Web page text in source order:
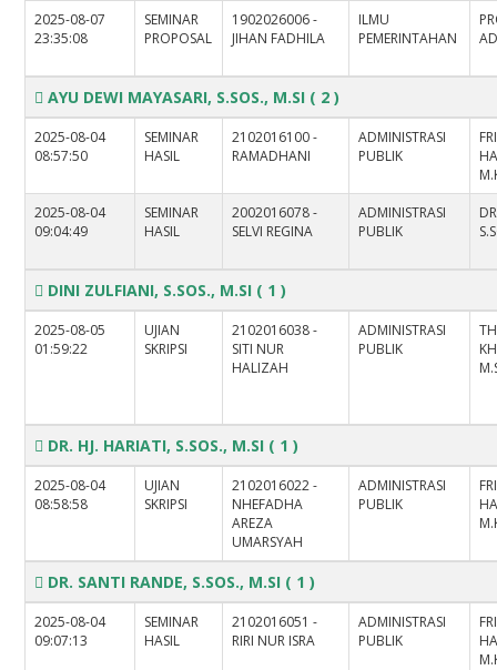
2025-08-07
23:35:08
SEMINAR
PROPOSAL
1902026006 -
JIHAN FADHILA
ILMU
PEMERINTAHAN
AYU DEWI MAYASARI, S.SOS., M.SI ( 2 )
2025-08-04
08:57:50
SEMINAR
HASIL
2102016100 -
RAMADHANI
ADMINISTRASI
PUBLIK
2025-08-04
09:04:49
SEMINAR
HASIL
2002016078 -
SELVI REGINA
ADMINISTRASI
PUBLIK
DINI ZULFIANI, S.SOS., M.SI ( 1 )
2025-08-05
01:59:22
UJIAN
SKRIPSI
2102016038 -
SITI NUR
HALIZAH
ADMINISTRASI
PUBLIK
DR. HJ. HARIATI, S.SOS., M.SI ( 1 )
2025-08-04
08:58:58
UJIAN
SKRIPSI
2102016022 -
NHEFADHA
AREZA
UMARSYAH
ADMINISTRASI
PUBLIK
DR. SANTI RANDE, S.SOS., M.SI ( 1 )
2025-08-04
09:07:13
SEMINAR
HASIL
2102016051 -
RIRI NUR ISRA
ADMINISTRASI
PUBLIK